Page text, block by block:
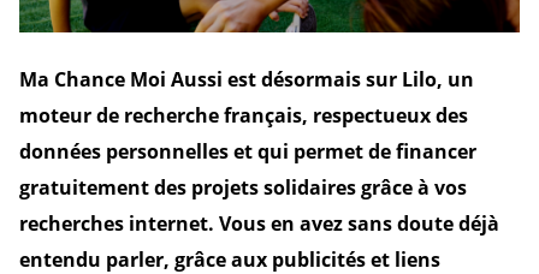
Ma Chance Moi Aussi est désormais sur Lilo, un
moteur de recherche français, respectueux des
données personnelles et qui permet de financer
gratuitement des projets solidaires grâce à vos
recherches internet. Vous en avez sans doute déjà
entendu parler, grâce aux publicités et liens